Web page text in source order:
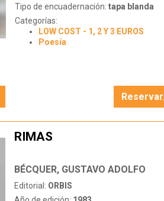
Tipo de encuadernación: tapa blanda
Categorías:
LOW COST - 1, 2 Y 3 EUROS
Poesía
RIMAS
BÉCQUER, GUSTAVO ADOLFO
Editorial: ORBIS